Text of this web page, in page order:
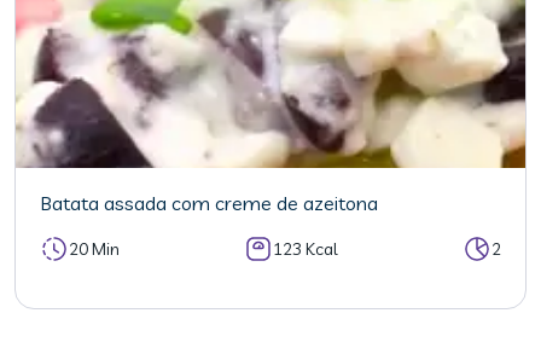
Batata assada com creme de azeitona
20 Min 123 Kcal 2